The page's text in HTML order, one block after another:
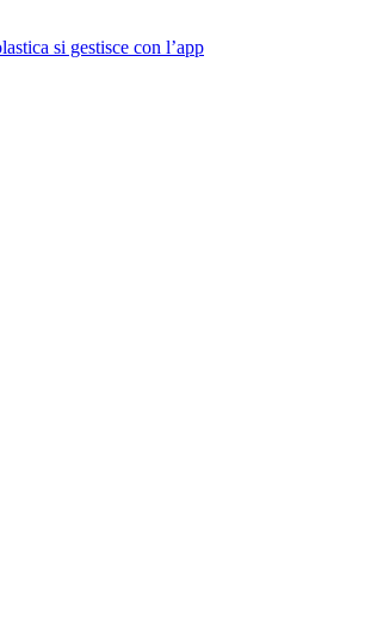
si gestisce con l’app